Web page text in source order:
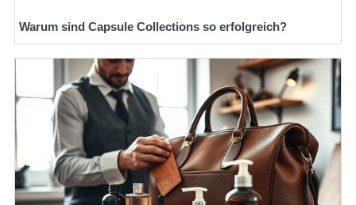
Warum sind Capsule Collections so erfolgreich?